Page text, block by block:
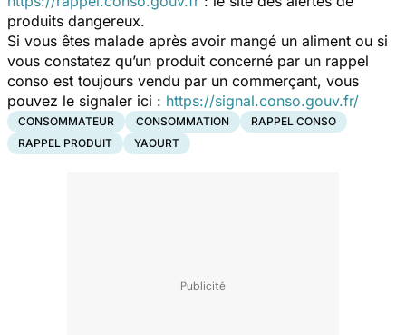
produits dangereux.
Si vous êtes malade après avoir mangé un aliment ou si
vous constatez qu’un produit concerné par un rappel
conso est toujours vendu par un commerçant, vous
pouvez le signaler ici : https://signal.conso.gouv.fr/
CONSOMMATEUR CONSOMMATION
RAPPEL CONSO
RAPPEL PRODUIT
YAOURT